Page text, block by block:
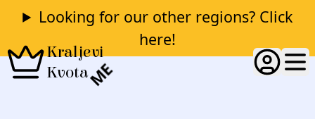
Looking for our other regions? Click
here!
Kraljevi
KvotaME